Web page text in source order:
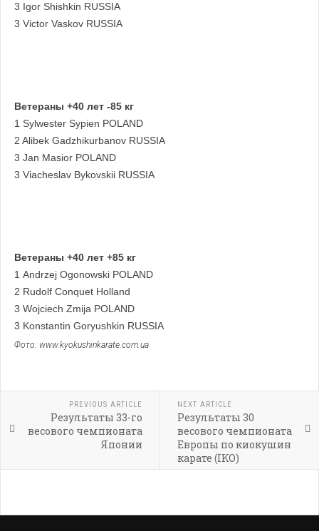
3 Igor Shishkin RUSSIA
3 Victor Vaskov RUSSIA
Ветераны +40 лет -85 кг
1 Sylwester Sypien POLAND
2 Alibek Gadzhikurbanov RUSSIA
3 Jan Masior POLAND
3 Viacheslav Bykovskii RUSSIA
Ветераны +40 лет +85 кг
1 Andrzej Ogonowski POLAND
2 Rudolf Conquet Holland
3 Wojciech Zmija POLAND
3 Konstantin Goryushkin RUSSIA
Фото: www.kyokushinkarate.com.ua
PREVIOUS ARTICLE
Результаты 33-го
весового чемпионата
Японии
NEXT ARTICLE
Результаты 30
весового чемпионата
Европы по киокушин
карате (IKO)